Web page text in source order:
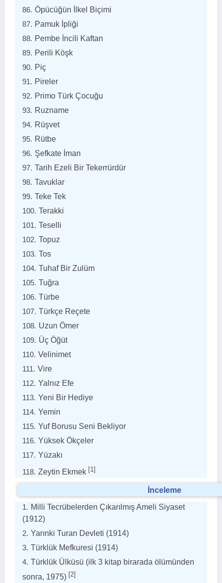
Öpücüğün İlkel Biçimi
Pamuk İpliği
Pembe İncili Kaftan
Perili Köşk
Piç
Pireler
Primo Türk Çocuğu
Ruzname
Rüşvet
Rütbe
Şefkate İman
Tarih Ezeli Bir Tekerrürdür
Tavuklar
Teke Tek
Terakki
Teselli
Topuz
Tos
Tuhaf Bir Zulüm
Tuğra
Türbe
Türkçe Reçete
Uzun Ömer
Üç Öğüt
Velinimet
Vire
Yalnız Efe
Yeni Bir Hediye
Yemin
Yuf Borusu Seni Bekliyor
Yüksek Ökçeler
Yüzakı
Zeytin Ekmek [1]
İnceleme
Milli Tecrübelerden Çıkarılmış Ameli Siyaset
(1912)
Yarınki Turan Devleti (1914)
Türklük Mefkuresi (1914)
Türklük Ülküsü (ilk 3 kitap birarada ölümünden
sonra, 1975) [2]